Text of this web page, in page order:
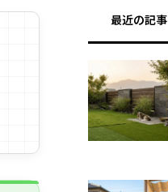
最近の記事